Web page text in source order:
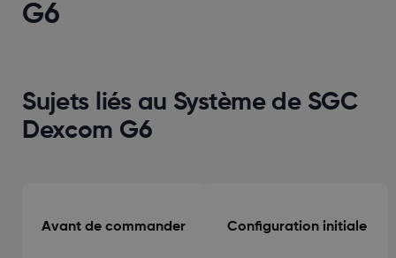
G6
Sujets liés au Système de SGC
Dexcom G6
Avant de commander Configuration initiale